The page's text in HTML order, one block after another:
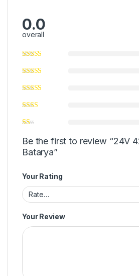
0.0
overall
Be the first to review “24V
Batarya”
Your Rating
Your Review